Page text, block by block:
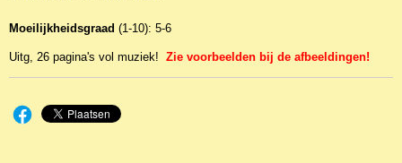
Moeilijkheidsgraad (1-10): 5-6
Uitg, 26 pagina's vol muziek! Zie voorbeelden bij de afbeeldingen!